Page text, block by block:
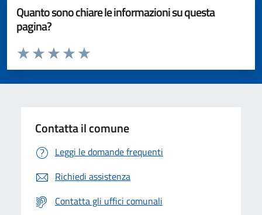
Quanto sono chiare le informazioni su questa
pagina?
Valuta da 1 a 5 stelle la pagina
Valuta 5 stelle su 5
Valuta 4 stelle su 5
Valuta 3 stelle su 5
Valuta 2 stelle su 5
Valuta 1 stelle su 5
Contatta il comune
Leggi le domande frequenti
Richiedi assistenza
Contatta gli uffici comunali